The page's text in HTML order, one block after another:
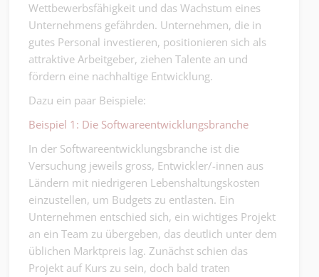
Wettbewerbsfähigkeit und das Wachstum eines
Unternehmens gefährden. Unternehmen, die in
gutes Personal investieren, positionieren sich als
attraktive Arbeitgeber, ziehen Talente an und
fördern eine nachhaltige Entwicklung.
Dazu ein paar Beispiele:
Beispiel 1: Die Softwareentwicklungsbranche
In der Softwareentwicklungsbranche ist die
Versuchung jeweils gross, Entwickler/-innen aus
Ländern mit niedrigeren Lebenshaltungskosten
einzustellen, um Budgets zu entlasten. Ein
Unternehmen entschied sich, ein wichtiges Projekt
an ein Team zu übergeben, das deutlich unter dem
üblichen Marktpreis lag. Zunächst schien das
Projekt auf Kurs zu sein, doch bald traten